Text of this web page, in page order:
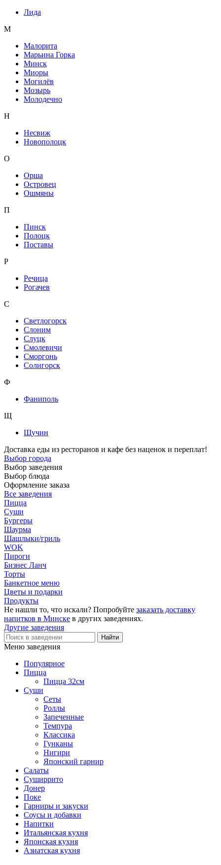
Лида
М
Малорита
Марьина Горка
Минск
Миоры
Могилёв
Мозырь
Молодечно
Н
Несвиж
Новополоцк
О
Орша
Островец
Ошмяны
П
Пинск
Полоцк
Поставы
Р
Речица
Рогачев
С
Светлогорск
Слоним
Слуцк
Смолевичи
Сморгонь
Солигорск
Ф
Фаниполь
Щ
Щучин
Доставка еды из ресторанов и кафе без наценок и переплат!
Выбор города
Выбор заведения
Выбор блюда
Оформление заказа
Все заведения
Пицца
Суши
Бургеры
Шаурма
Шашлыки/гриль
WOK
Пироги
Бизнес Ланч
Торты
Банкетное меню
Цветы и подарки
Продукты
Не нашли то, что искали? Попробуйте заказать доставку
напитков в Минске в других заведениях.
Другие заведения
Меню заведения
Популярное
Пицца
Пицца 32см
Суши
Сеты
Роллы
Запеченные
Темпура
Классика
Гунканы
Нигири
Японский гарнир
Салаты
Суширрито
Донер
Поке
Гарниры и закуски
Соусы и добавки
Напитки
Итальянская кухня
Японская кухня
Азиатская кухня